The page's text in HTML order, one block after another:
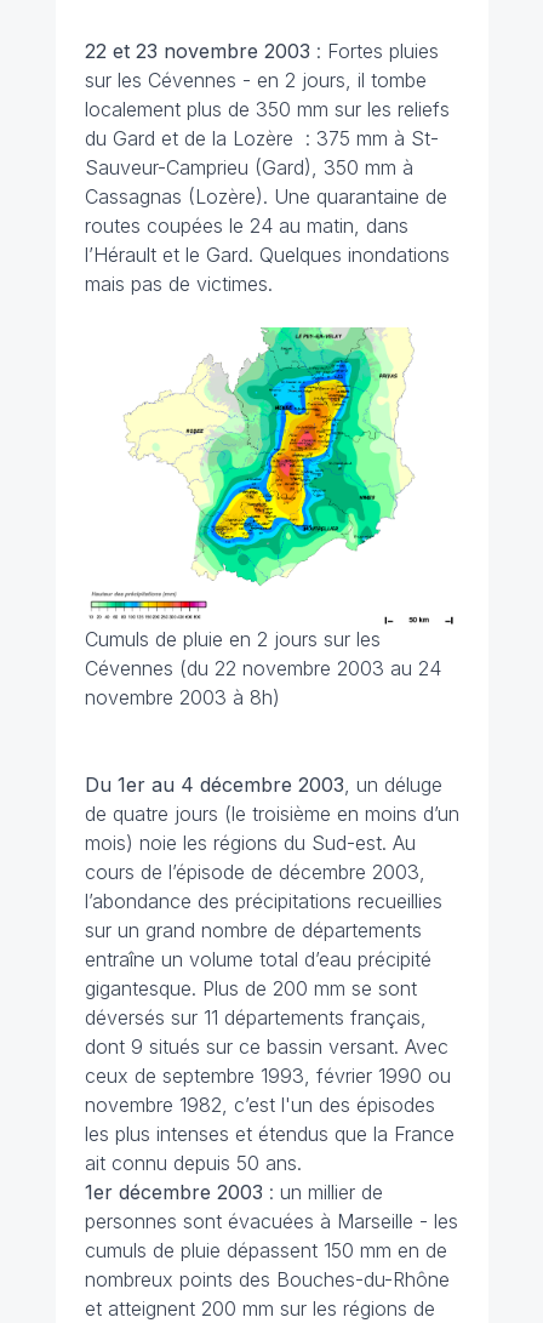
22 et 23 novembre 2003 : Fortes pluies
sur les Cévennes - en 2 jours, il tombe
localement plus de 350 mm sur les reliefs
du Gard et de la Lozère : 375 mm à St-
Sauveur-Camprieu (Gard), 350 mm à
Cassagnas (Lozère). Une quarantaine de
routes coupées le 24 au matin, dans
l’Hérault et le Gard. Quelques inondations
mais pas de victimes.
Cumuls de pluie en 2 jours sur les
Cévennes (du 22 novembre 2003 au 24
novembre 2003 à 8h)
Du 1er au 4 décembre 2003 , un déluge
de quatre jours (le troisième en moins d’un
mois) noie les régions du Sud-est. Au
cours de l’épisode de décembre 2003,
l’abondance des précipitations recueillies
sur un grand nombre de départements
entraîne un volume total d’eau précipité
gigantesque. Plus de 200 mm se sont
déversés sur 11 départements français,
dont 9 situés sur ce bassin versant. Avec
ceux de septembre 1993, février 1990 ou
novembre 1982, c’est l'un des épisodes
les plus intenses et étendus que la France
ait connu depuis 50 ans.
1er décembre 2003 : un millier de
personnes sont évacuées à Marseille - les
cumuls de pluie dépassent 150 mm en de
nombreux points des Bouches-du-Rhône
et atteignent 200 mm sur les régions de